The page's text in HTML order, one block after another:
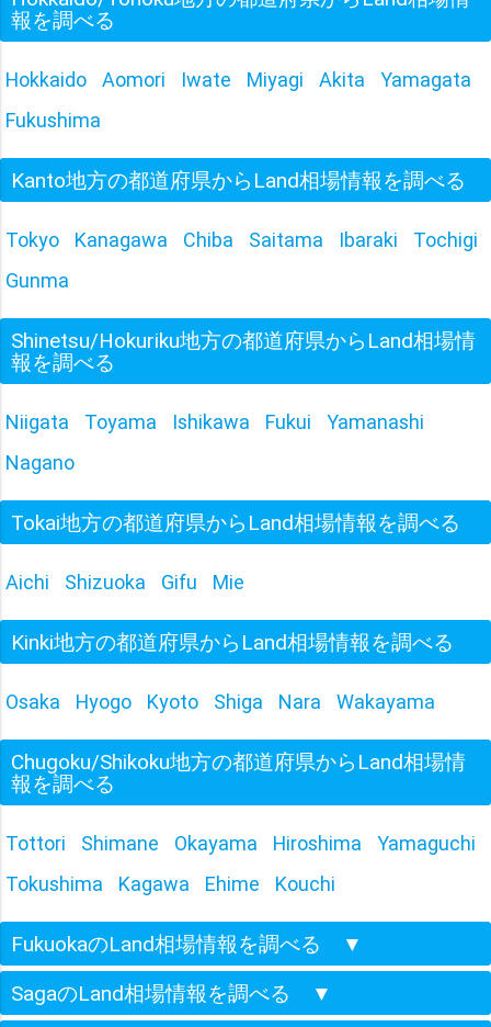
報を調べる
Hokkaido Aomori Iwate Miyagi Akita
Yamagata
Fukushima
Kanto地方の都道府県からLand相場情報を調べる
Tokyo Kanagawa Chiba Saitama Ibaraki
Tochigi
Gunma
Shinetsu/Hokuriku地方の都道府県からLand相場情
報を調べる
Niigata Toyama Ishikawa Fukui
Yamanashi
Nagano
Tokai地方の都道府県からLand相場情報を調べる
Aichi Shizuoka Gifu Mie
Kinki地方の都道府県からLand相場情報を調べる
Osaka Hyogo Kyoto Shiga Nara Wakayama
Chugoku/Shikoku地方の都道府県からLand相場情
報を調べる
Tottori Shimane Okayama Hiroshima
Yamaguchi
Tokushima
Kagawa Ehime Kouchi
FukuokaのLand相場情報を調べる ▼
SagaのLand相場情報を調べる ▼